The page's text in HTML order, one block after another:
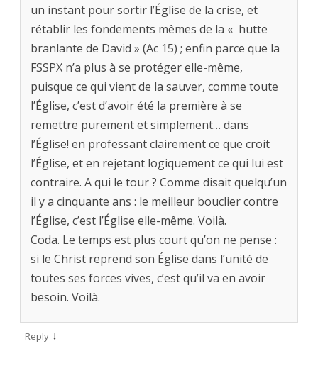
un instant pour sortir l’Église de la crise, et
rétablir les fondements mêmes de la « hutte
branlante de David » (Ac 15) ; enfin parce que la
FSSPX n’a plus à se protéger elle-même,
puisque ce qui vient de la sauver, comme toute
l’Église, c’est d’avoir été la première à se
remettre purement et simplement… dans
l’Église! en professant clairement ce que croit
l’Église, et en rejetant logiquement ce qui lui est
contraire. A qui le tour ? Comme disait quelqu’un
il y a cinquante ans : le meilleur bouclier contre
l’Église, c’est l’Église elle-même. Voilà.
Coda. Le temps est plus court qu’on ne pense :
si le Christ reprend son Église dans l’unité de
toutes ses forces vives, c’est qu’il va en avoir
besoin. Voilà.
Reply ↓